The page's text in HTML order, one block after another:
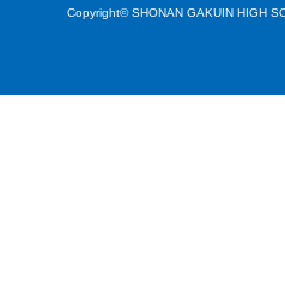
Copyright© SHONAN GAKUIN HIGH